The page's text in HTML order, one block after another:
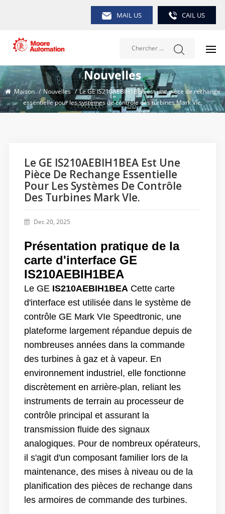
MAIL US CAIL US
Nouvelles
Maison / Nouvelles / Le GE IS210AEBIH1BEA est une pièce de rechange
essentielle pour les systèmes de contrôle des turbines Mark VIe.
Le GE IS210AEBIH1BEA Est Une
Pièce De Rechange Essentielle
Pour Les Systèmes De Contrôle
Des Turbines Mark VIe.
Dec 20, 2025
Présentation pratique de la
carte d'interface GE
IS210AEBIH1BEA
Le GE IS210AEBIH1BEACette carte
d'interface est utilisée dans le système de
contrôle GE Mark VIe Speedtronic, une
plateforme largement répandue depuis de
nombreuses années dans la commande
des turbines à gaz et à vapeur. En
environnement industriel, elle fonctionne
discrètement en arrière-plan, reliant les
instruments de terrain au processeur de
contrôle principal et assurant la
transmission fluide des signaux
analogiques. Pour de nombreux opérateurs,
il s'agit d'un composant familier lors de la
maintenance, des mises à niveau ou de la
planification des pièces de rechange dans
les armoires de commande des turbines.